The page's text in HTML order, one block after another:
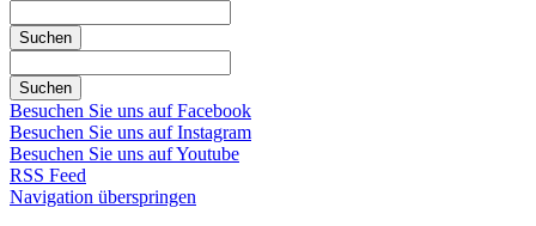
Suchen
Suchen
Besuchen Sie uns auf Facebook
Besuchen Sie uns auf Instagram
Besuchen Sie uns auf Youtube
RSS Feed
Navigation überspringen